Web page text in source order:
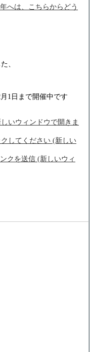
へは、こちらからどう
、
1日まで開催中です
いウィンドウで開きま
してください (新しい
クを送信 (新しいウィ